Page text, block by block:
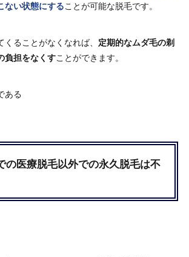
ない状態にすることが可能な脱毛です。
くることがなくなれば、 定期的なムダ毛の剃
負担をなくすことができます。
ある
の医療脱毛以外での永久脱毛は不